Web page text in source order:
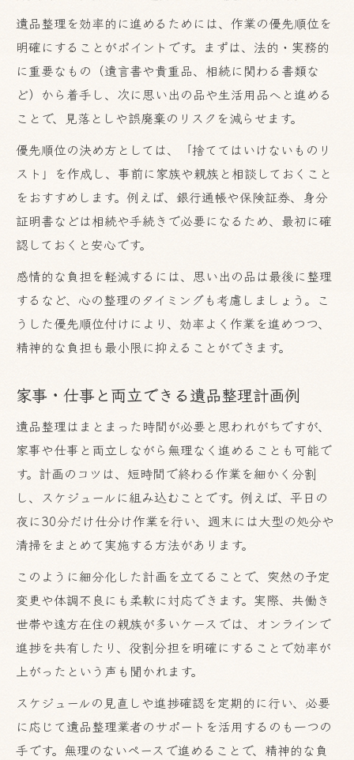
遺品整理を効率的に進めるためには、作業の優先順位を
明確にすることがポイントです。まずは、法的・実務的
に重要なもの（遺言書や貴重品、相続に関わる書類な
ど）から着手し、次に思い出の品や生活用品へと進める
ことで、見落としや誤廃棄のリスクを減らせます。
優先順位の決め方としては、「捨ててはいけないものリ
スト」を作成し、事前に家族や親族と相談しておくこと
をおすすめします。例えば、銀行通帳や保険証券、身分
証明書などは相続や手続きで必要になるため、最初に確
認しておくと安心です。
感情的な負担を軽減するには、思い出の品は最後に整理
するなど、心の整理のタイミングも考慮しましょう。こ
うした優先順位付けにより、効率よく作業を進めつつ、
精神的な負担も最小限に抑えることができます。
家事・仕事と両立できる遺品整理計画例
遺品整理はまとまった時間が必要と思われがちですが、
家事や仕事と両立しながら無理なく進めることも可能で
す。計画のコツは、短時間で終わる作業を細かく分割
し、スケジュールに組み込むことです。例えば、平日の
夜に30分だけ仕分け作業を行い、週末には大型の処分や
清掃をまとめて実施する方法があります。
このように細分化した計画を立てることで、突然の予定
変更や体調不良にも柔軟に対応できます。実際、共働き
世帯や遠方在住の親族が多いケースでは、オンラインで
進捗を共有したり、役割分担を明確にすることで効率が
上がったという声も聞かれます。
スケジュールの見直しや進捗確認を定期的に行い、必要
に応じて遺品整理業者のサポートを活用するのも一つの
手です。無理のないペースで進めることで、精神的な負